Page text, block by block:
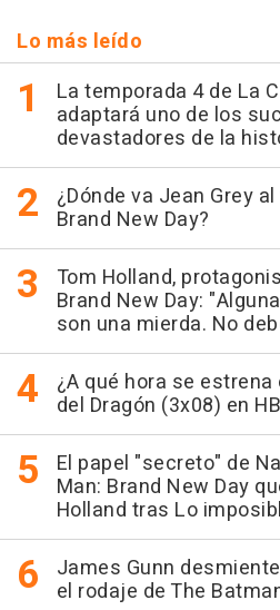
Lo más leído
La temporada 4 de La
adaptará uno de los
devastadores de la
¿Dónde va Jean Grey
Brand New Day?
Tom Holland,
Brand New Day:
son una mierda. No
¿A qué hora se
del Dragón (3x08) en
El papel "secreto" de
Man: Brand New Day
Holland tras Lo
James Gunn
el rodaje de The